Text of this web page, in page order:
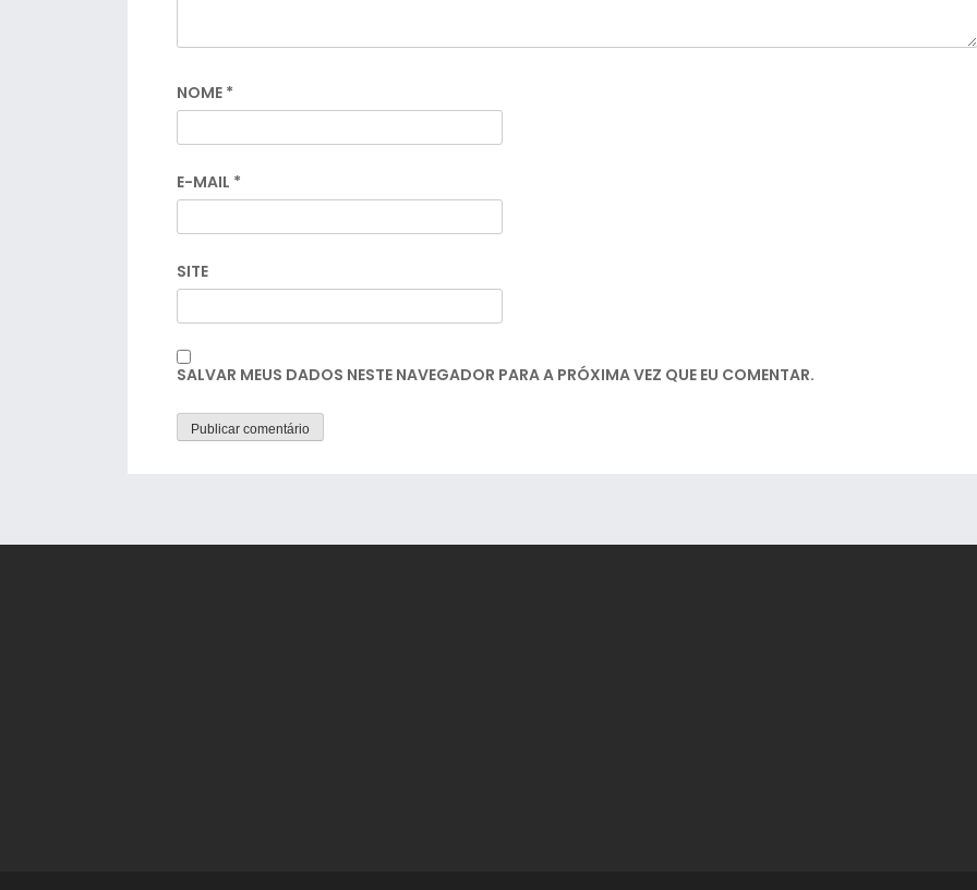
NOME *
E-MAIL *
SITE
SALVAR MEUS DADOS NESTE NAVEGADOR PARA A PRÓXIMA VEZ QUE EU COMENTAR.